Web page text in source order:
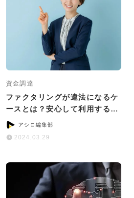
資金調達
ファクタリングが違法になるケ
ースとは？安心して利用する6
つのポイント
アシロ編集部
2024.03.29